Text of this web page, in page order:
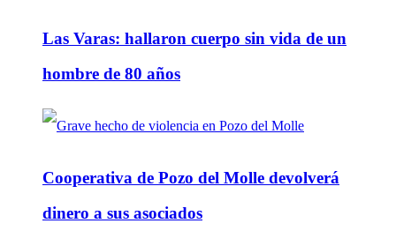
Las Varas: hallaron cuerpo sin vida de un
hombre de 80 años
Cooperativa de Pozo del Molle devolverá
dinero a sus asociados